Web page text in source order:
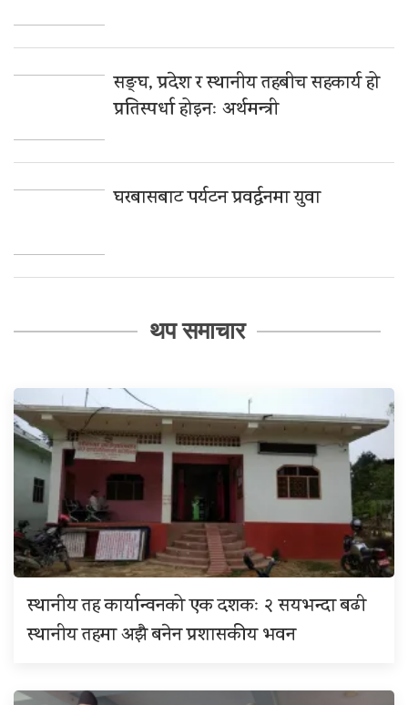
सङ्घ, प्रदेश र स्थानीय तहबीच सहकार्य हो
प्रतिस्पर्धा होइनः अर्थमन्त्री
घरबासबाट पर्यटन प्रवर्द्धनमा युवा
थप समाचार
स्थानीय तह कार्यान्वनको एक दशकः २ सयभन्दा बढी
स्थानीय तहमा अझै बनेन प्रशासकीय भवन